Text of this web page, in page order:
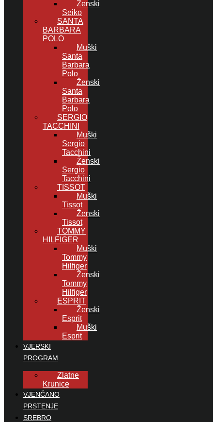
Ženski
Seiko
SANTA
BARBARA
POLO
Muški
Santa
Barbara
Polo
Ženski
Santa
Barbara
Polo
SERGIO
TACCHINI
Muški
Sergio
Tacchini
Ženski
Sergio
Tacchini
TISSOT
Muški
Tissot
Ženski
Tissot
TOMMY
HILFIGER
Muški
Tommy
Hilfiger
Ženski
Tommy
Hilfiger
ESPRIT
Ženski
Esprit
Muški
Esprit
VJERSKI
PROGRAM
Zlatne
Krunice
VJENČANO
PRSTENJE
SREBRO